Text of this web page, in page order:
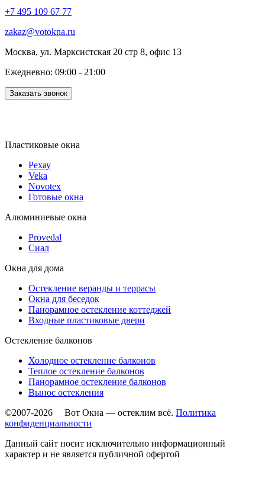
+7 495 109 67 77
zakaz@votokna.ru
Москва, ул. Марксистская 20 стр 8, офис 13
Ежедневно: 09:00 - 21:00
Заказать звонок
Пластиковые окна
Рехау
Veka
Novotex
Готовые окна
Алюминиевые окна
Provedal
Сиал
Окна для дома
Остекление веранды и террасы
Окна для беседок
Панорамное остекление коттеджей
Входные пластиковые двери
Остекление балконов
Холодное остекление балконов
Теплое остекление балконов
Панорамное остекление балконов
Вынос остекления
©2007-2026 Вот Окна — остеклим всё. Политика
конфиденциальности
Данный сайт носит исключительно информационный
характер и не является публичной офертой